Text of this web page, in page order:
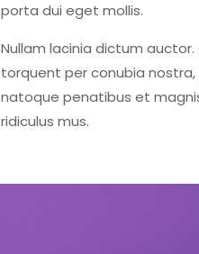
porta dui eget mollis.
Nullam lacinia dictum
torquent per conubia
natoque penatibus et
ridiculus mus.